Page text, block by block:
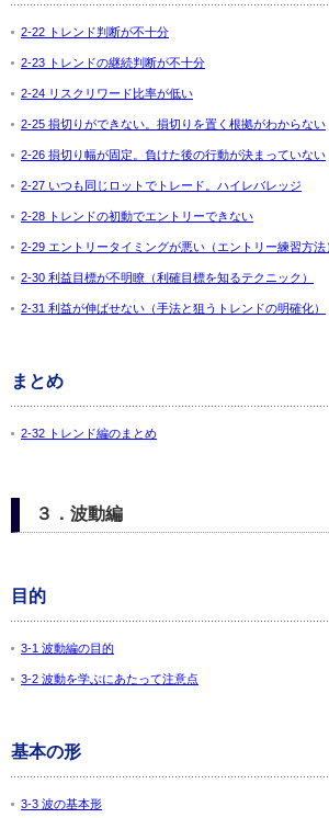
2-22 トレンド判断が不十分
2-23 トレンドの継続判断が不十分
2-24 リスクリワード比率が低い
2-25 損切りができない。損切りを置く根拠がわからない
2-26 損切り幅が固定。負けた後の行動が決まっていない
2-27 いつも同じロットでトレード。ハイレバレッジ
2-28 トレンドの初動でエントリーできない
2-29 エントリータイミングが悪い（エントリー練習方法
2-30 利益目標が不明瞭（利確目標を知るテクニック）
2-31 利益が伸ばせない（手法と狙うトレンドの明確化）
まとめ
2-32 トレンド編のまとめ
３．波動編
目的
3-1 波動編の目的
3-2 波動を学ぶにあたって注意点
基本の形
3-3 波の基本形